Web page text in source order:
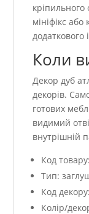
мініфікс
додаткового
Коли
Декор дуб
декорів.
готових
видимий
внутрішній
Код
Тип:
Код
Колір/